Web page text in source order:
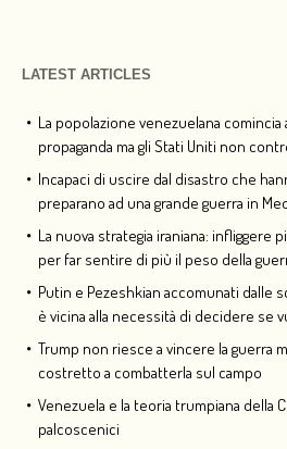
LATEST ARTICLES
La popolazione venezuelana
propaganda ma gli Stati Uniti non
Incapaci di uscire dal disastro che
preparano ad una grande guerra in
La nuova strategia iraniana: infliggere
per far sentire di più il peso della
Putin e Pezeshkian accomunati dalle
è vicina alla necessità di decidere se
Trump non riesce a vincere la guerra
costretto a combatterla sul campo
Venezuela e la teoria trumpiana della
palcoscenici